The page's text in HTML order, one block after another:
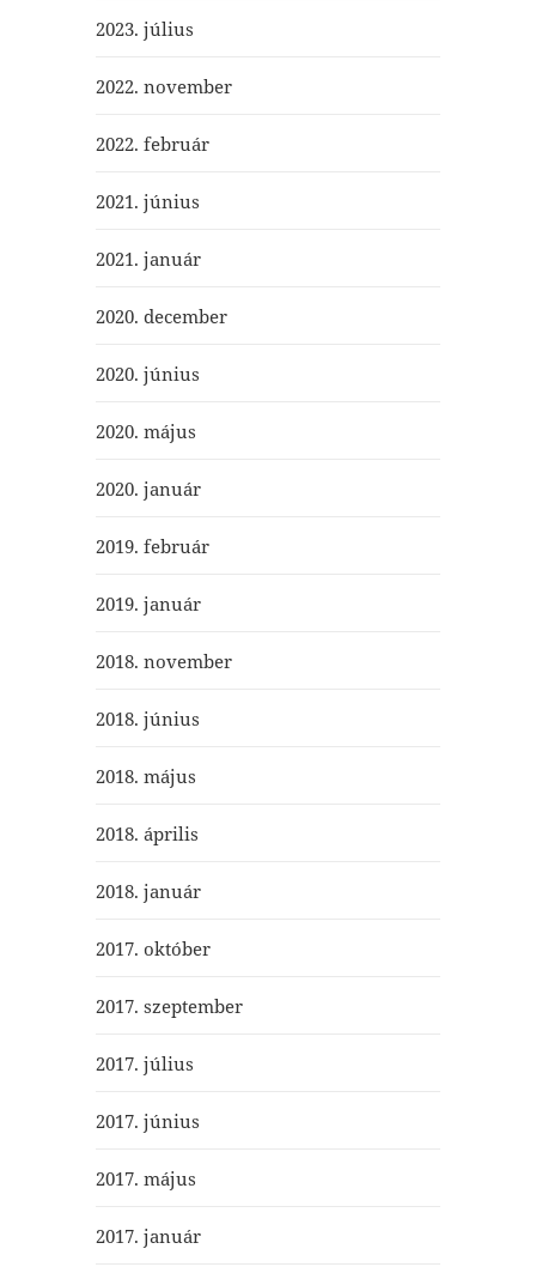
2023. július
2022. november
2022. február
2021. június
2021. január
2020. december
2020. június
2020. május
2020. január
2019. február
2019. január
2018. november
2018. június
2018. május
2018. április
2018. január
2017. október
2017. szeptember
2017. július
2017. június
2017. május
2017. január